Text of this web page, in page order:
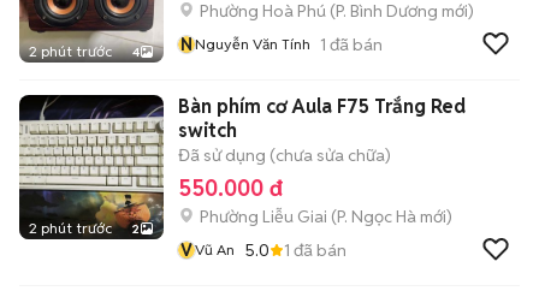
2 phút trước 4
Phường Hoà Phú (P. Bình Dương mới)
NNguyễn Văn Tính 1 đã bán
2 phút trước 2
Bàn phím cơ Aula F75 Trắng Red
switch
Đã sử dụng (chưa sửa chữa)
550.000 đ
Phường Liễu Giai (P. Ngọc Hà mới)
VVũ An 5.0 1 đã bán